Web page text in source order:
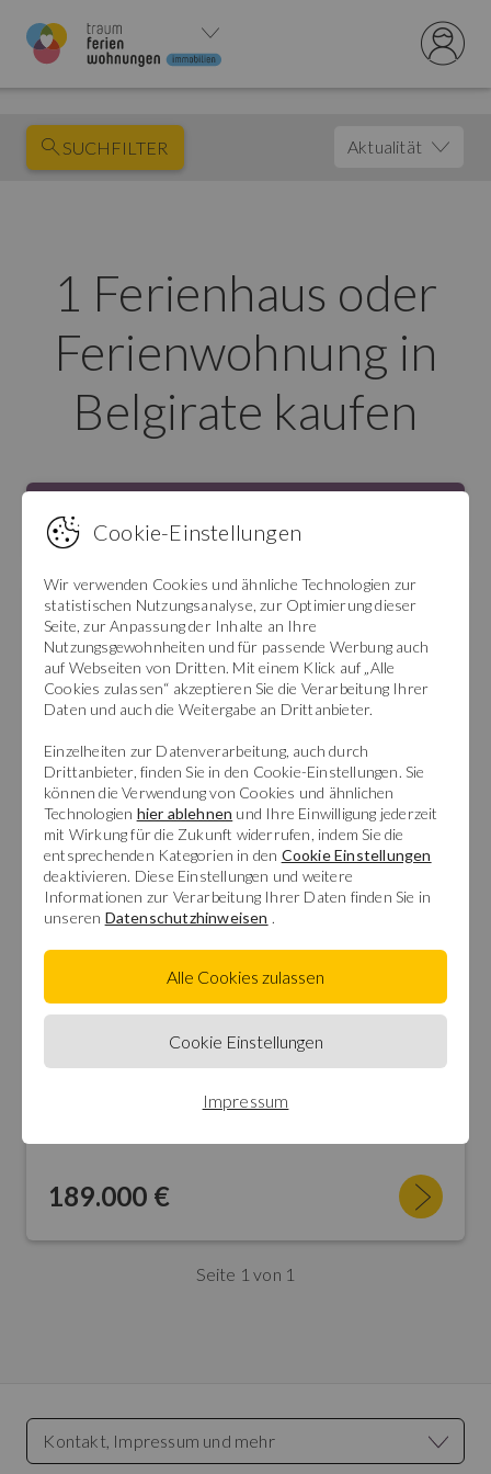
SUCHFILTER Aktualität
1 Ferienhaus oder
Ferienwohnung in
Belgirate kaufen
Erhalten Sie neue Objekte Ihrer Suche per
E-Mail.
Erdgeschosswohnung inBelgirate
2-Zimmer-Wohnung mit zusätzlichem Hobbyraum in einer kleinen Residenz am Sonnenhang von Belgirate . Ca. 10 m² Balkon und ca. 18 m² große Gartenterrasse mit jeweils traumhafter und unverbaubarer Sicht auf den See. Autoabstellplatz.
0m² Wohnfläche
189.000 €
Seite 1 von 1
Kontakt, Impressum und mehr
Cookie-Einstellungen
Wir verwenden Cookies und ähnliche Technologien zur
statistischen Nutzungsanalyse, zur Optimierung dieser
Seite, zur Anpassung der Inhalte an Ihre
Nutzungsgewohnheiten und für passende Werbung auch
auf Webseiten von Dritten. Mit einem Klick auf „Alle
Cookies zulassen“ akzeptieren Sie die Verarbeitung Ihrer
Daten und auch die Weitergabe an Drittanbieter.
Einzelheiten zur Datenverarbeitung, auch durch
Drittanbieter, finden Sie in den Cookie-Einstellungen. Sie
können die Verwendung von Cookies und ähnlichen
Technologien hier ablehnen und Ihre Einwilligung jederzeit
mit Wirkung für die Zukunft widerrufen, indem Sie die
entsprechenden Kategorien in den Cookie Einstellungen
deaktivieren. Diese Einstellungen und weitere
Informationen zur Verarbeitung Ihrer Daten finden Sie in
unseren Datenschutzhinweisen .
Cookie Einstellungen
Alle Cookies zulassen
Impressum